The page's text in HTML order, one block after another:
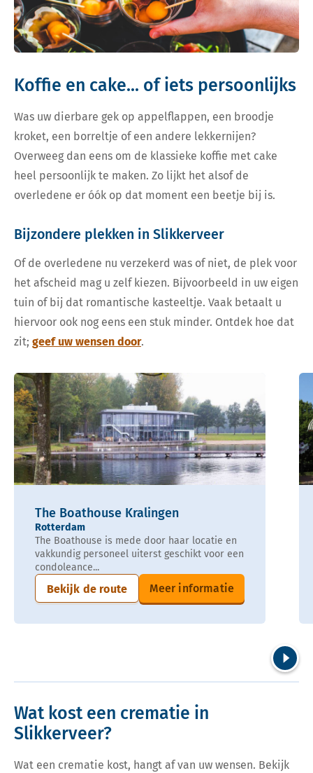
Koffie en cake... of iets persoonlijks
Was uw dierbare gek op appelflappen, een broodje
kroket, een borreltje of een andere lekkernijen?
Overweeg dan eens om de klassieke koffie met cake
heel persoonlijk te maken. Zo lijkt het alsof de
overledene er óók op dat moment een beetje bij is.
Bijzondere plekken in Slikkerveer
Of de overledene nu verzekerd was of niet, de plek voor
het afscheid mag u zelf kiezen. Bijvoorbeeld in uw eigen
tuin of bij dat romantische kasteeltje. Vaak betaalt u
hiervoor ook nog eens een stuk minder. Ontdek hoe dat
zit; geef uw wensen door.
The Boathouse Kralingen
Rotterdam
The Boathouse is mede door haar locatie en
vakkundig personeel uiterst geschikt voor een
condoleance...
Bekijk de route Meer informatie
Wat kost een crematie in
Slikkerveer?
Wat een crematie kost, hangt af van uw wensen. Bekijk